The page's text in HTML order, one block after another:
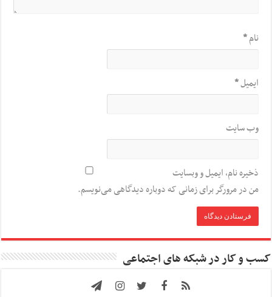
نام*
ایمیل*
وب‌ سایت
ذخیره نام، ایمیل و وبسایت
من در مرورگر برای زمانی که دوباره دیدگاهی می‌نویسم.
کسب و کار در شبکه های اجتماعی